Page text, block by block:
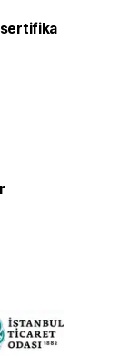
sertifika